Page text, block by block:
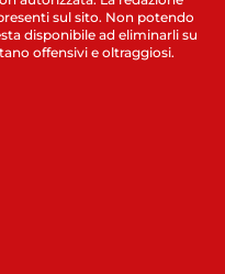
sul sito. Non potendo
disponibile ad eliminarli su
offensivi e oltraggiosi.